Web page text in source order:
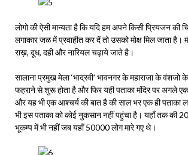
लोगो की ऐसी मान्यता है कि यदि हम अपने किसी प्रियजन की
लगाकार जळ में प्रवाहीत कर दें तो उसको मोक्ष मिल जाता है।
राख़, दूध, दही और नारियल चढ़ाये जाते है।
सालाना प्रमुख मेला ‘भाद्रवी’ भावनगर के महाराजा के वंशजो के
फहराने से शुरू होता है और फिर यही पताका मंदिर पर अगले
और यह भी एक आश्चर्य की बात है की साल भर एक ही पताका
भी इस पताका को कोई नुकसान नहीं पहुंचा है। यहाँ तक की
भूकम्प में भी नहीं जब यहाँ 50000 लोग मारे गए थे।